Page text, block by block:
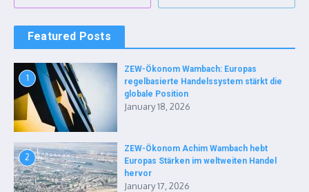
Featured Posts
1
ZEW-Ökonom Wambach: Europas
regelbasierte Handelssystem stärkt die
globale Position
January 18, 2026
2
ZEW-Ökonom Achim Wambach hebt
Europas Stärken im weltweiten Handel
hervor
January 17, 2026